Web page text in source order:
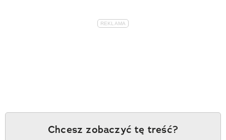
Chcesz zobaczyć tę treść?